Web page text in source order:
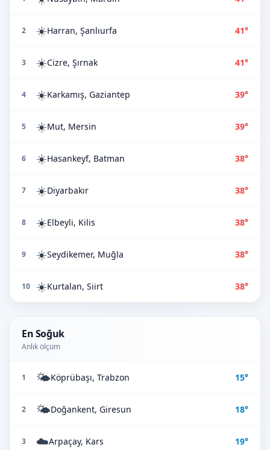
2 ☀️Harran, Şanlıurfa 41°
3 ☀️Cizre, Şırnak 41°
4 ☀️Karkamış, Gaziantep 39°
5 ☀️Mut, Mersin 39°
6 ☀️Hasankeyf, Batman 38°
7 ☀️Diyarbakır 38°
8 ☀️Elbeyli, Kilis 38°
9 ☀️Seydikemer, Muğla 38°
10 ☀️Kurtalan, Siirt 38°
En Soğuk
Anlık ölçüm
1 🌤️Köprübaşı, Trabzon 15°
2 🌤️Doğankent, Giresun 18°
3 ☁️Arpaçay, Kars 19°